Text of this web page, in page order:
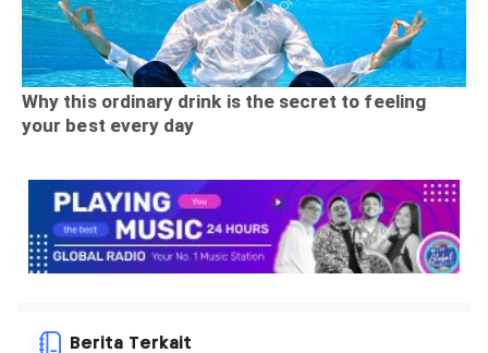
Berita Terkait